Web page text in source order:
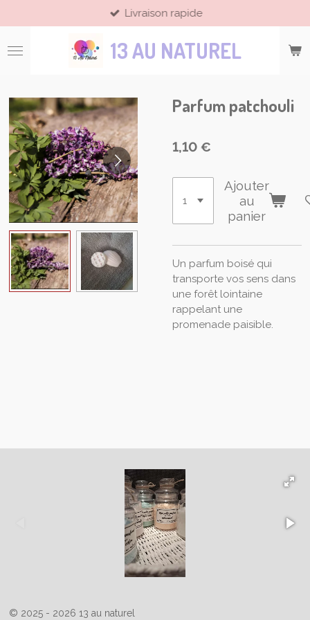
au
contenu
principal
13 AU NATUREL
Livraison rapide
Parfum patchouli
1,10 €
Ajouter
au
panier
Un parfum boisé qui
transporte vos sens dans
une forêt lointaine
rappelant une
promenade paisible.
© 2025 - 2026 13 au naturel